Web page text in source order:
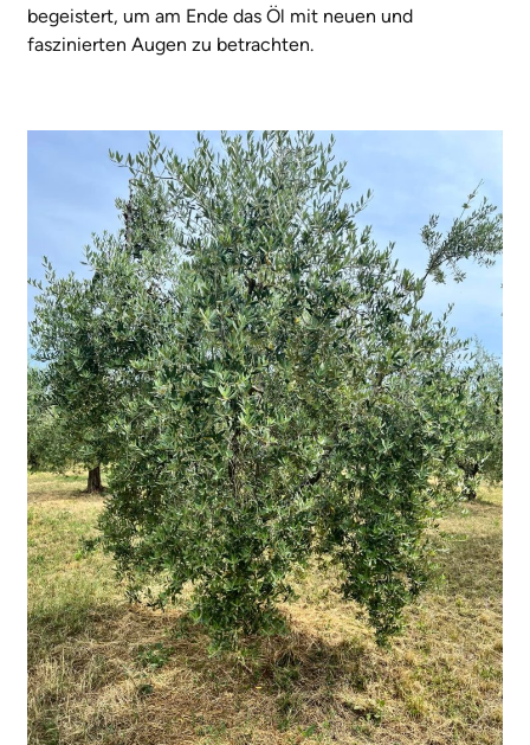
begeistert, um am Ende das Öl mit neuen und
faszinierten Augen zu betrachten.